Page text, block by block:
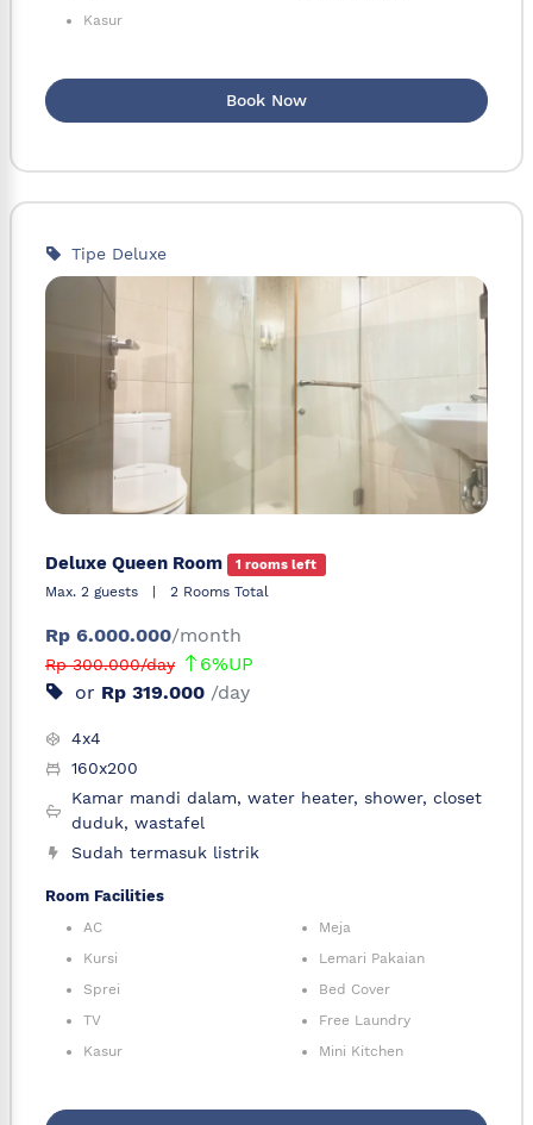
Kasur
Book Now
Tipe Deluxe
Deluxe Queen Room 1 rooms left
Max. 2 guests 2 Rooms Total
Rp 6.000.000/month
Rp 300.000/day
6%UP
or Rp 319.000 /day
4x4
160x200
Kamar mandi dalam, water heater, shower, closet
duduk, wastafel
Sudah termasuk listrik
Room Facilities
AC
Meja
Kursi
Lemari Pakaian
Sprei
Bed Cover
TV
Free Laundry
Kasur
Mini Kitchen